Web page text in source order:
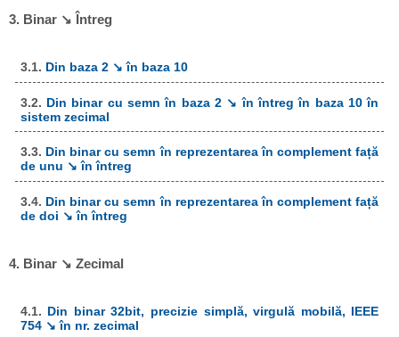
3. Binar ↘ Întreg
3.1. Din baza 2 ↘ în baza 10
3.2. Din binar cu semn în baza 2 ↘ în întreg în baza 10 în
sistem zecimal
3.3. Din binar cu semn în reprezentarea în complement față
de unu ↘ în întreg
3.4. Din binar cu semn în reprezentarea în complement față
de doi ↘ în întreg
4. Binar ↘ Zecimal
4.1. Din binar 32bit, precizie simplă, virgulă mobilă, IEEE
754 ↘ în nr. zecimal